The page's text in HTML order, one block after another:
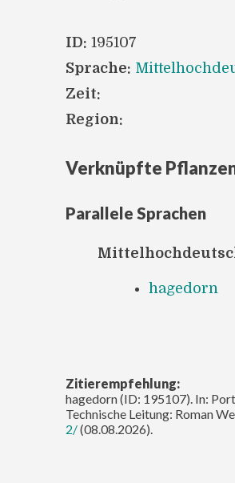
ID: 195107
Sprache:
Zeit:
Region:
Verknüpfte
Parallele Sprachen
hagedorn
Zitierempfehlung:
hagedorn (ID: 195107). In:
Technische Leitung: Roman
2/(08.08.2026).